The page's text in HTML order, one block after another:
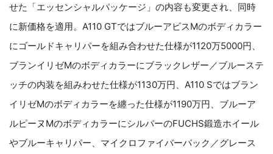
せた「エッセンシャルパッケージ」の内容も変更され、同時
に新価格を適用。A110 GTではブルーアビスMのボディカラー
にゴールドキャリパーを組み合わせた仕様が1120万5000円、
ブランイリゼMのボディカラーにブラックレザー／ブルーステ
ッチの内装を組みわせた仕様が1130万円、A110 Sではブラン
イリゼMのボディカラーを纏った仕様が1190万円、ブルーア
ルピーヌMのボディカラーにシルバーのFUCHS鍛造ホイール
やブルーキャリパー、マイクロファイバーパック／グレース